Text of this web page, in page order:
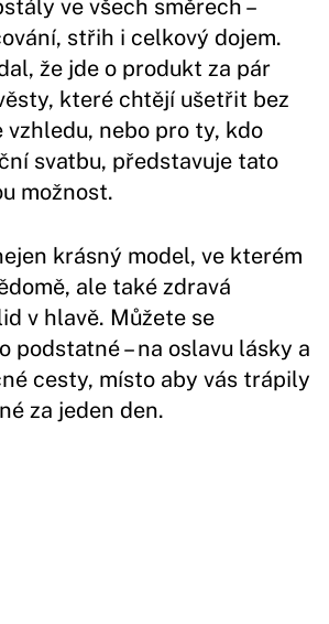
ve všech směrech –
střih i celkový dojem.
že jde o produkt za pár
které chtějí ušetřit bez
vzhledu, nebo pro ty, kdo
svatbu, představuje tato
možnost.
krásný model, ve kterém
ale také zdravá
v hlavě. Můžete se
podstatné – na oslavu lásky a
cesty, místo aby vás trápily
za jeden den.